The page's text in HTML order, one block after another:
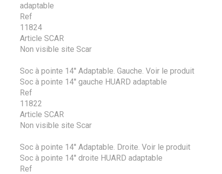
adaptable
Ref
11824
Article SCAR
Non visible site Scar
Soc à pointe 14'' Adaptable. Gauche. Voir le produit
Soc à pointe 14'' gauche HUARD adaptable
Ref
11822
Article SCAR
Non visible site Scar
Soc à pointe 14'' Adaptable. Droite. Voir le produit
Soc à pointe 14'' droite HUARD adaptable
Ref